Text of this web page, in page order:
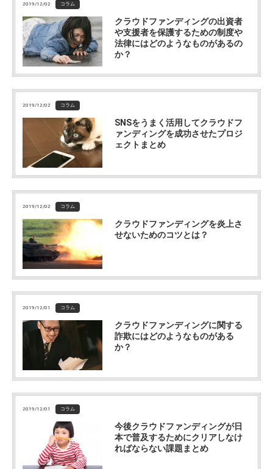
2019/12/02 コラム
クラウドファンディングの出資者
や支援者を保護するための制度や
法律にはどのようなものがあるの
か？
2019/12/02 コラム
SNSをうまく活用してクラウドフ
ァンディングを成功させたプロジ
ェクトまとめ
2019/12/02 コラム
クラウドファンディングを炎上さ
せないためのコツとは？
2019/12/01 コラム
クラウドファンディングに関する
詐欺にはどのようなものがある
か？
2019/12/01 コラム
今後クラウドファンディングが日
本で普及するためにクリアしなけ
ればならない課題まとめ